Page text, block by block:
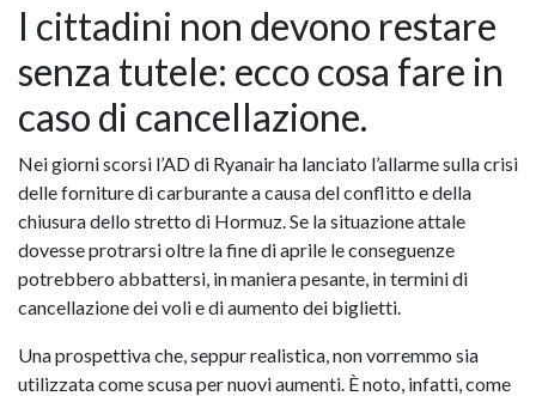
I cittadini non devono restare
senza tutele: ecco cosa fare in
caso di cancellazione.
Nei giorni scorsi l’AD di Ryanair ha lanciato l’allarme sulla crisi
delle forniture di carburante a causa del conflitto e della
chiusura dello stretto di Hormuz. Se la situazione attale
dovesse protrarsi oltre la fine di aprile le conseguenze
potrebbero abbattersi, in maniera pesante, in termini di
cancellazione dei voli e di aumento dei biglietti.
Una prospettiva che, seppur realistica, non vorremmo sia
utilizzata come scusa per nuovi aumenti. È noto, infatti, come